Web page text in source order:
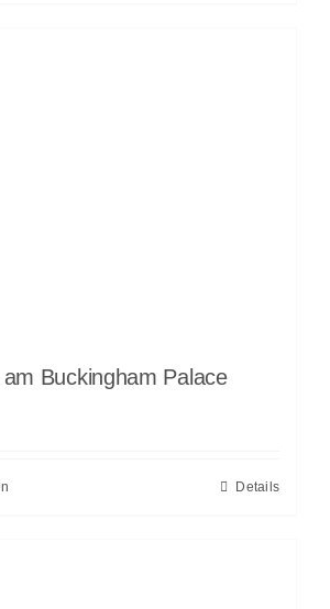
Buckingham Palace
Details